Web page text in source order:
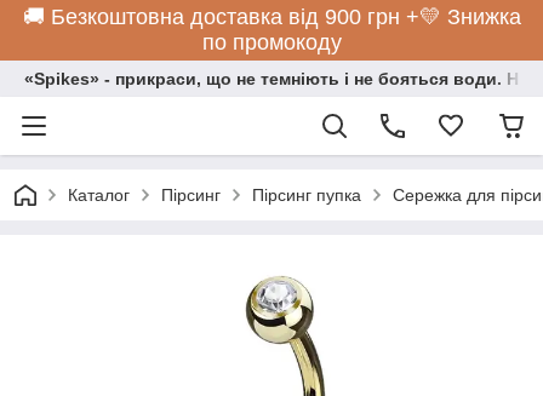
🚚 Безкоштовна доставка від 900 грн +💛 Знижка
по промокоду
«Spikes» - прикраси, що не темніють і не бояться води.
Каталог Пірсинг Пірсинг пупка Сережка для